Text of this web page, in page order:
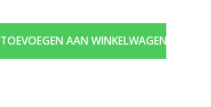
TOEVOEGEN AAN WINKELWAGEN